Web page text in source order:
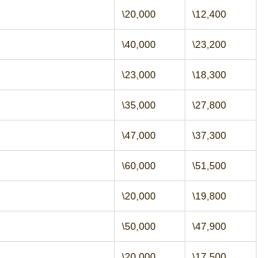
\20,000 \12,400
\40,000 \23,200
\23,000 \18,300
\35,000 \27,800
\47,000 \37,300
\60,000 \51,500
\20,000 \19,800
\50,000 \47,900